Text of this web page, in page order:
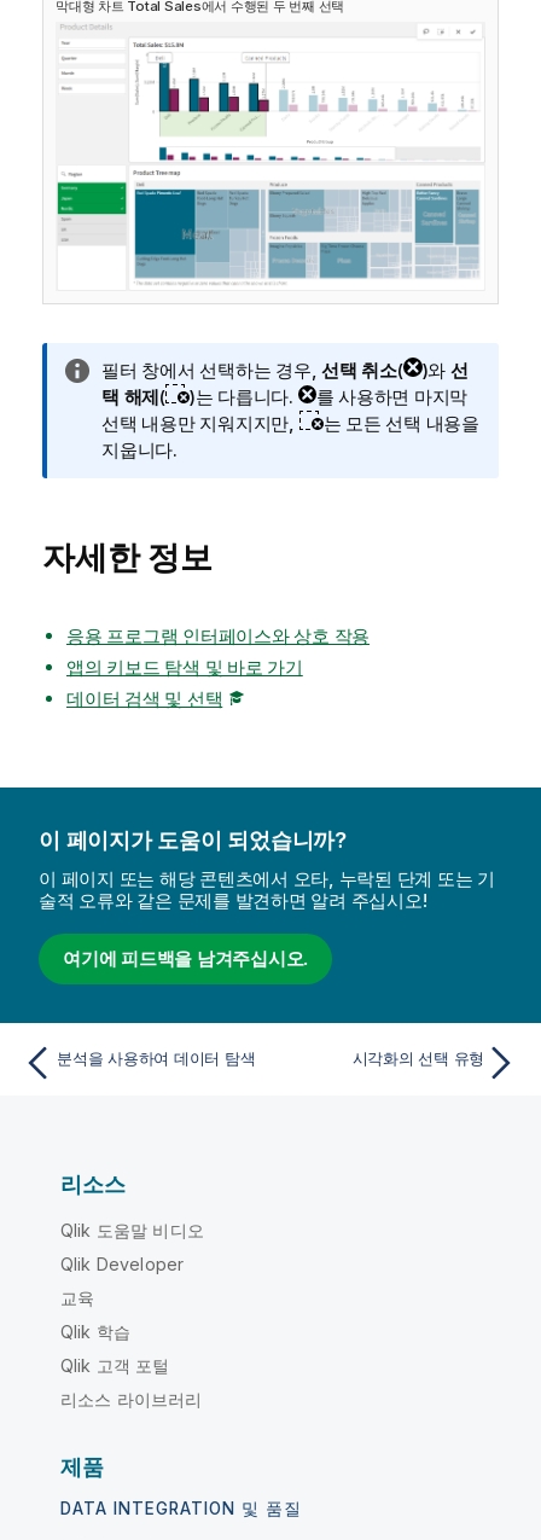
막대형 차트 Total Sales에서 수행된 두 번째 선택
정
보
메
모
필터 창에서 선택하는 경우, 선택 취소( )와 선
택 해제( )는 다릅니다.
를 사용하면 마지막
선택 내용만 지워지지만,
는 모든 선택 내용을
지웁니다.
자세한 정보
응용 프로그램 인터페이스와 상호 작용
앱의 키보드 탐색 및 바로 가기
데이터 검색 및 선택
이 페이지가 도움이 되었습니까?
이 페이지 또는 해당 콘텐츠에서 오타, 누락된 단계 또는 기
술적 오류와 같은 문제를 발견하면 알려 주십시오!
여기에 피드백을 남겨주십시오.
분석을 사용하여 데이터 탐색 시각화의 선택 유형
리소스
Qlik 도움말 비디오
Qlik Developer
교육
Qlik 학습
Qlik 고객 포털
리소스 라이브러리
제품
DATA INTEGRATION 및 품질